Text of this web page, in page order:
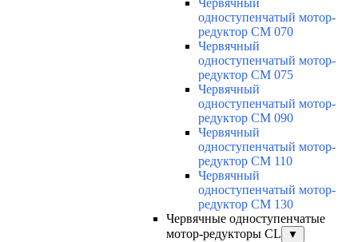
Червячный
одноступенчатый мотор-
редуктор CM 070
Червячный
одноступенчатый мотор-
редуктор CM 075
Червячный
одноступенчатый мотор-
редуктор CM 090
Червячный
одноступенчатый мотор-
редуктор CM 110
Червячный
одноступенчатый мотор-
редуктор CM 130
Червячные одноступенчатые
мотор-редукторы CL
▼